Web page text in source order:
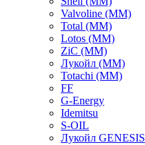
Valvoline (ММ)
Total (ММ)
Lotos (ММ)
ZiC (ММ)
Лукойл (ММ)
Totachi (MM)
FF
G-Energy
Idemitsu
S-OIL
Лукойл GENESIS